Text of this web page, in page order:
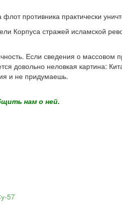
противника практически
Корпуса стражей исламской
Если сведения о массовом
довольно неловкая картина:
и не придумаешь.
нам о ней.